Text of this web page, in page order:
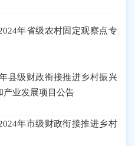
年省级农村固定观察点专
县级财政衔接推进乡村振兴
产业发展项目公告
年市级财政衔接推进乡村